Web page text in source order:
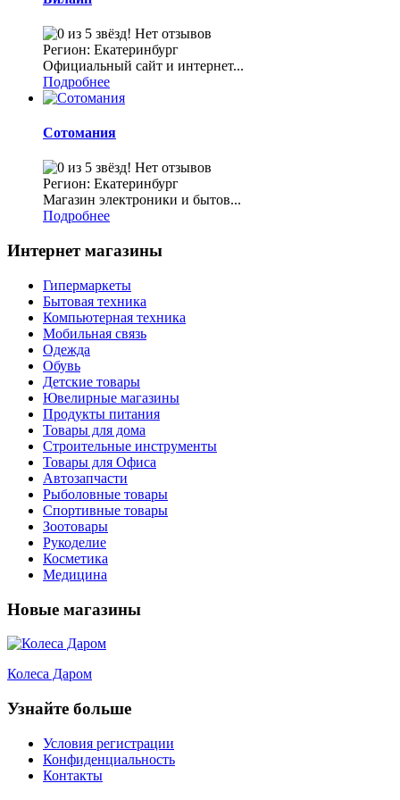
Нет отзывов
Регион: Екатеринбург
Официальный сайт и интернет...
Подробнее
Сотомания
Нет отзывов
Регион: Екатеринбург
Магазин электроники и бытов...
Подробнее
Интернет магазины
Гипермаркеты
Бытовая техника
Компьютерная техника
Мобильная связь
Одежда
Обувь
Детские товары
Ювелирные магазины
Продукты питания
Товары для дома
Строительные инструменты
Товары для Офиса
Автозапчасти
Рыболовные товары
Спортивные товары
Зоотовары
Рукоделие
Косметика
Медицина
Новые магазины
Колеса Даром
Узнайте больше
Условия регистрации
Конфиденциальность
Контакты